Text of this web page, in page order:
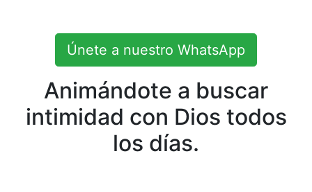
Únete a nuestro WhatsApp
Animándote a buscar
intimidad con Dios todos
los días.